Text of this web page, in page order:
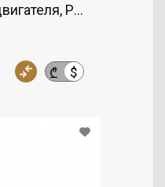
Решетка,
₾ $